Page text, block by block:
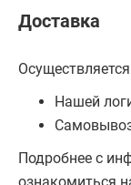
Доставка
Нашей
Подробнее с